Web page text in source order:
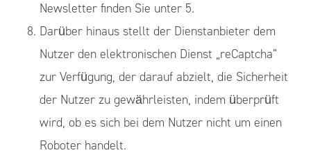
Newsletter finden Sie unter 5.
Darüber hinaus stellt der Dienstanbieter dem
Nutzer den elektronischen Dienst „reCaptcha“
zur Verfügung, der darauf abzielt, die Sicherheit
der Nutzer zu gewährleisten, indem überprüft
wird, ob es sich bei dem Nutzer nicht um einen
Roboter handelt.